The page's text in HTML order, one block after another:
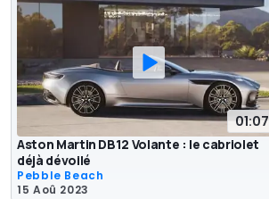
01:07
Aston Martin DB12 Volante : le cabriolet
déjà dévoilé
Pebble Beach
15 Aoû 2023